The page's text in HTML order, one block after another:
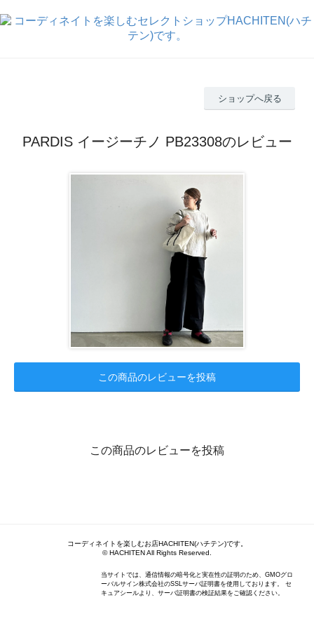
ショップへ戻る
PARDIS イージーチノ PB23308のレビュー
この商品のレビューを投稿
この商品のレビューを投稿
コーディネイトを楽しむお店HACHITEN(ハチテン)です。
© HACHITEN All Rights Reserved.
当サイトでは、通信情報の暗号化と実在性の証明のため、GMOグロ
ーバルサイン株式会社のSSLサーバ証明書を使用しております。 セ
キュアシールより、サーバ証明書の検証結果をご確認ください。